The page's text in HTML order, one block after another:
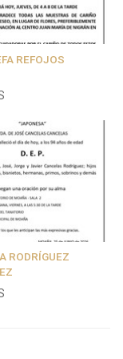
REFOJOS
RODRÍGUEZ